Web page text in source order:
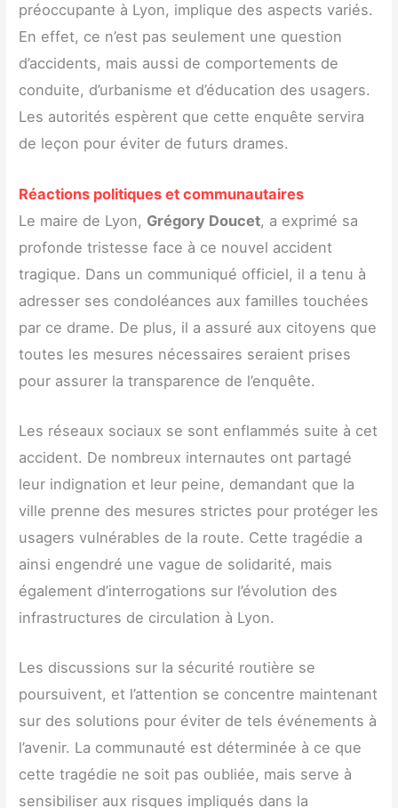
préoccupante à Lyon, implique des aspects variés.
En effet, ce n’est pas seulement une question
d’accidents, mais aussi de comportements de
conduite, d’urbanisme et d’éducation des usagers.
Les autorités espèrent que cette enquête servira
de leçon pour éviter de futurs drames.
Réactions politiques et communautaires
Le maire de Lyon, Grégory Doucet, a exprimé sa
profonde tristesse face à ce nouvel accident
tragique. Dans un communiqué officiel, il a tenu à
adresser ses condoléances aux familles touchées
par ce drame. De plus, il a assuré aux citoyens que
toutes les mesures nécessaires seraient prises
pour assurer la transparence de l’enquête.
Les réseaux sociaux se sont enflammés suite à cet
accident. De nombreux internautes ont partagé
leur indignation et leur peine, demandant que la
ville prenne des mesures strictes pour protéger les
usagers vulnérables de la route. Cette tragédie a
ainsi engendré une vague de solidarité, mais
également d’interrogations sur l’évolution des
infrastructures de circulation à Lyon.
Les discussions sur la sécurité routière se
poursuivent, et l’attention se concentre maintenant
sur des solutions pour éviter de tels événements à
l’avenir. La communauté est déterminée à ce que
cette tragédie ne soit pas oubliée, mais serve à
sensibiliser aux risques impliqués dans la